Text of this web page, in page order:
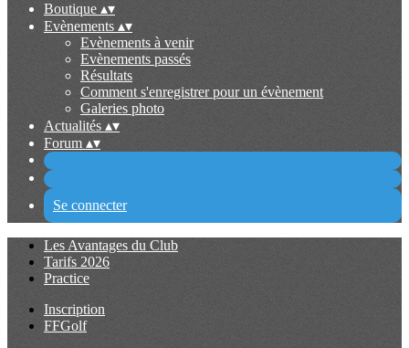
Boutique ▴▾
Evènements ▴▾
Evènements à venir
Evènements passés
Résultats
Comment s'enregistrer pour un évènement
Galeries photo
Actualités ▴▾
Forum ▴▾
Se connecter
Les Avantages du Club
Tarifs 2026
Practice
Inscription
FFGolf